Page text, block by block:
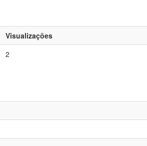
Visualizações
2